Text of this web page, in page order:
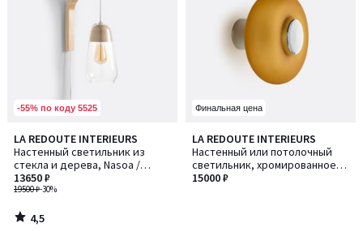
-55% по коду 5525
LA REDOUTE INTERIEURS
Настенный светильник из
стекла и дерева, Nasoa /
Насоа
19500 ₽-30%
13650 ₽
4,5
/ 5
4,5
/
Финальная цена
LA REDOUTE INTERIEURS
Настенный или потолочный
светильник, хромированное
железо и янтарное стекло,
15000 ₽